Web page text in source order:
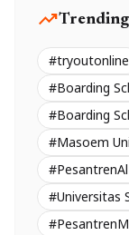
trending_upTrending
#tryoutonline
#Boarding
#Boarding
#Masoem
#Universitas